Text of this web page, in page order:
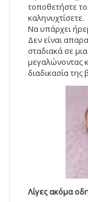
τοποθετήστε το
καληνυχτίσετε.
Να υπάρχει
Δεν είναι
σταδιακά σε
μεγαλώνοντας
διαδικασία
Λίγες ακόμα